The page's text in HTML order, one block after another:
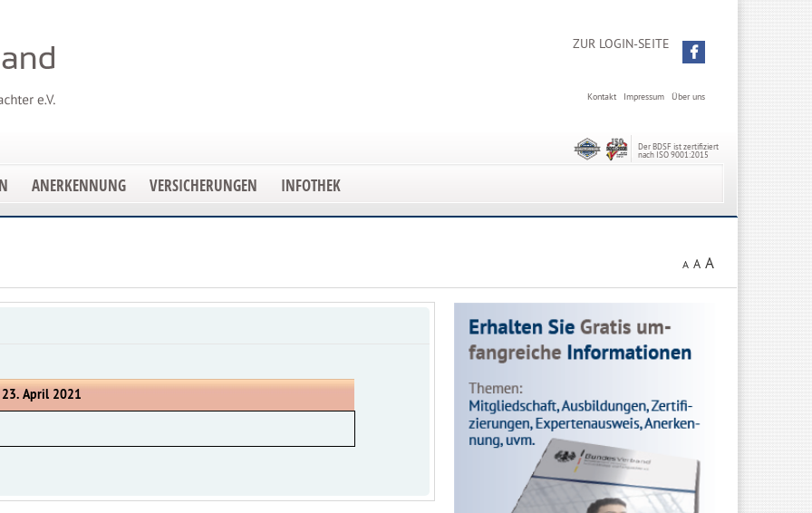
ZUR LOGIN-SEITE
Über uns
Impressum
Kontakt
Der BDSF ist zertifiziert
nach ISO 9001:2015
ANERKENNUNG VERSICHERUNGEN INFOTHEK
A A A
April 2021